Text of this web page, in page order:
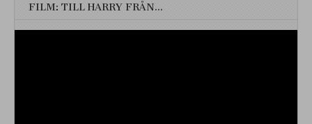
FILM: TILL HARRY FRÅN…